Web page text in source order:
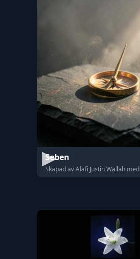
Seben
Skapad av Alafi Justin Wallah med